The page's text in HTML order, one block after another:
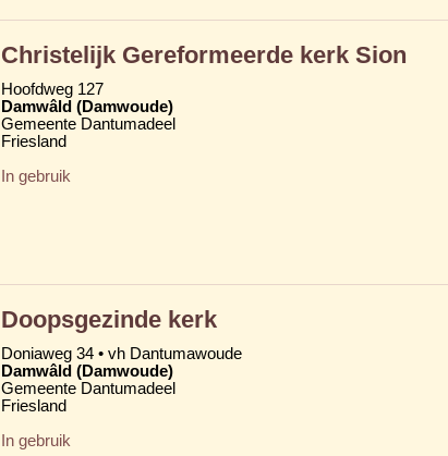
Christelijk Gereformeerde kerk Sion
Hoofdweg 127
Damwâld (Damwoude)
Gemeente Dantumadeel
Friesland
In gebruik
Doopsgezinde kerk
Doniaweg 34 • vh Dantumawoude
Damwâld (Damwoude)
Gemeente Dantumadeel
Friesland
In gebruik